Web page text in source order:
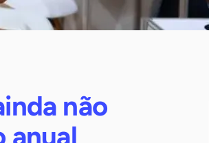
não
anual